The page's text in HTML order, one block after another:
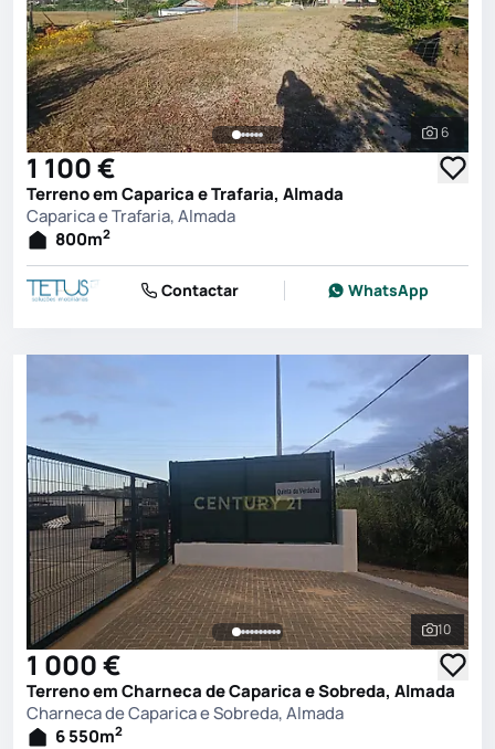
Ver
6
1 100 €
Terreno em Caparica e Trafaria, Almada
Caparica e Trafaria, Almada
800m2
Contactar WhatsApp
Ver
10
1 000 €
Terreno em Charneca de Caparica e Sobreda, Almada
Charneca de Caparica e Sobreda, Almada
6 550m2